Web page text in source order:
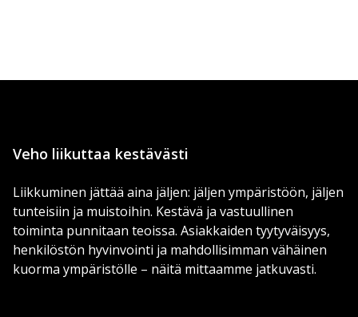
Veho liikuttaa kestävästi
Liikkuminen jättää aina jäljen: jäljen ympäristöön, jäljen
tunteisiin ja muistoihin. Kestävä ja vastuullinen
toiminta punnitaan teoissa. Asiakkaiden tyytyväisyys,
henkilöstön hyvinvointi ja mahdollisimman vähäinen
kuorma ympäristölle – näitä mittaamme jatkuvasti.